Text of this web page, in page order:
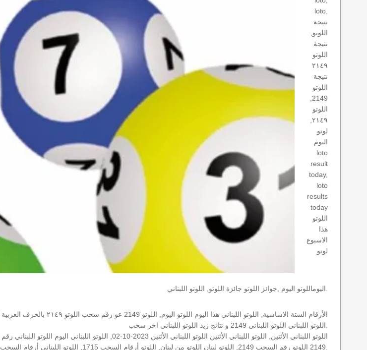
loto,
نتيجة
اللوتو,
نتيجة
اللوتو
٢١٤٩
نتيجة
اللوتو
اللوتو
٢١٤٩,
لوتو
اليوم
loto
result
today,
loto
results
today
اللوتو
هذا
الاسبوع
لوتو